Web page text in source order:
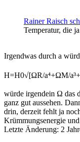
Rainer Raisch
Temperatur, die
Irgendwas durch a
H=H0√[ΩR/a⁴+ΩM/
würde irgendein Ω das
ganz gut aussehen.
drin, derzeit fehlt ja
Krümmungsenergie
Letzte Änderung: 2